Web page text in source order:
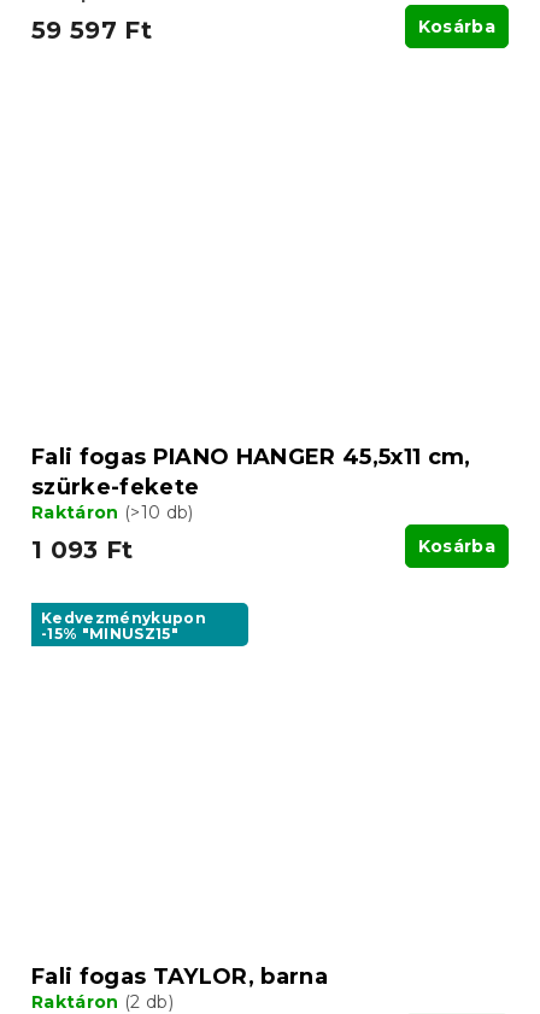
59 597 Ft Kosárba
Fali fogas PIANO HANGER 45,5x11 cm,
szürke-fekete
Raktáron (>10 db)
1 093 Ft Kosárba
Kedvezménykupon
-15% "MINUSZ15"
Fali fogas TAYLOR, barna
Raktáron (2 db)